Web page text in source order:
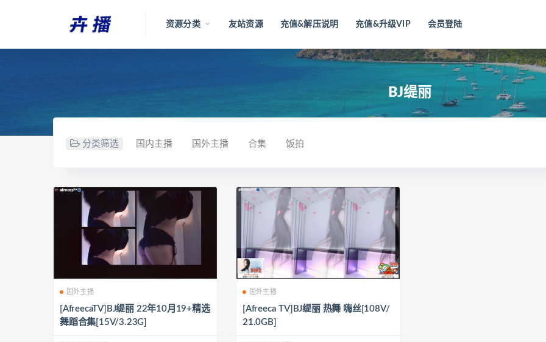
资源分类 友站资源 充值&解压说明 充值&升级VIP 会员登陆
BJ缇丽
分类筛选 国内主播 国外主播 合集 饭拍
国外主播
[AfreecaTV]BJ缇丽 22年10月19+精选
舞蹈合集[15V/3.23G]
国外主播
[Afreeca TV]BJ缇丽 热舞 嗨丝[108V/
21.0GB]